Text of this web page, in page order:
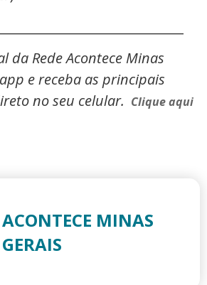
da Rede Acontece Minas
e receba as principais
no seu celular. Clique aqui
ACONTECE MINAS
GERAIS